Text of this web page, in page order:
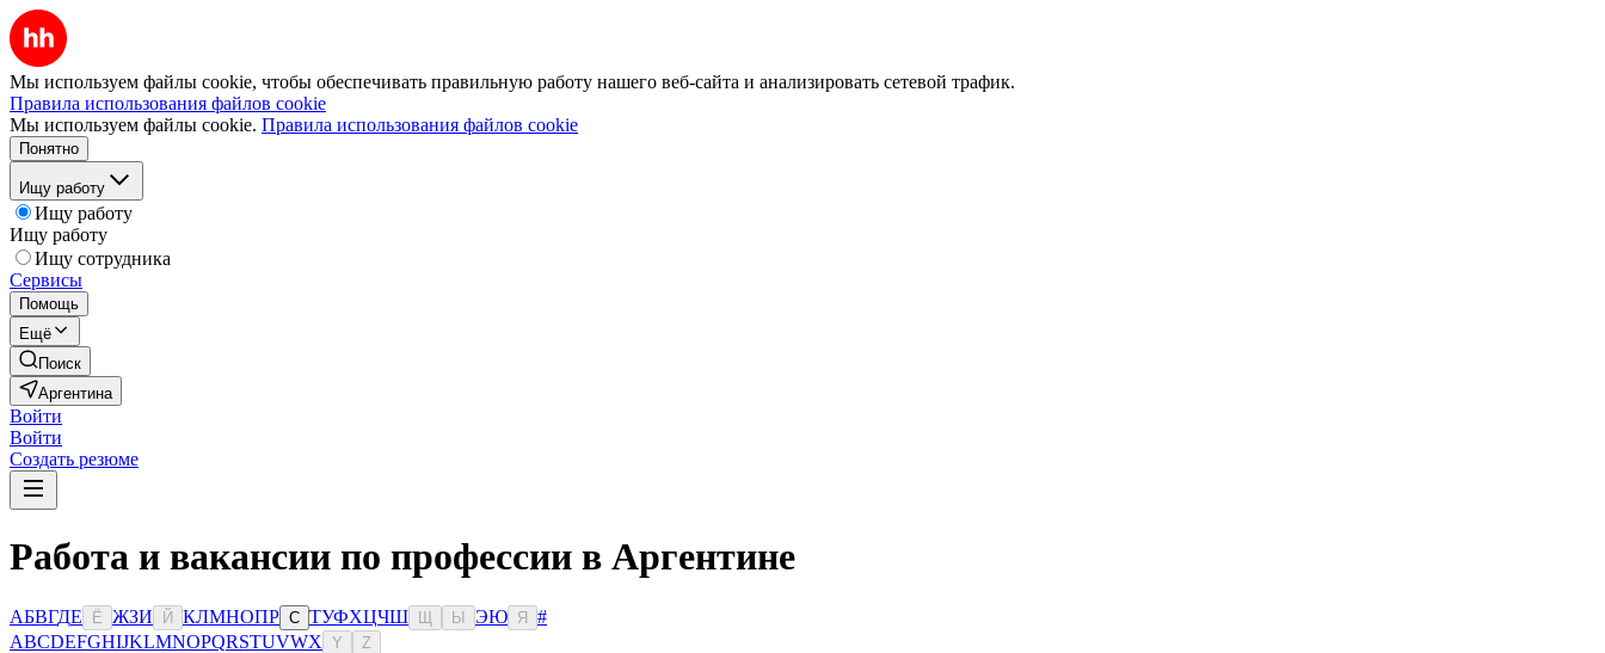
Мы используем файлы cookie, чтобы обеспечивать правильную работу нашего веб-сайта и анализировать сетевой трафик.
Правила использования файлов cookie
Мы используем файлы cookie. Правила использования файлов cookie
Понятно
Ищу работу
Ищу работу
Ищу работу
Ищу сотрудника
Сервисы
Помощь
Ещё
Поиск
Аргентина
Войти
Войти
Создать резюме
Работа и вакансии по профессии в Аргентине
АБВГДЕ Ё ЖЗИ Й КЛМНОПР С ТУФХЦЧШ Ы ЭЮ Я
#
ABCDEFGHIJKLMNOPQRSTUVWX Y Z